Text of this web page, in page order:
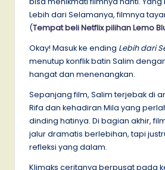
Lebih dari Selamanya, filmnya
(Tempat beli Netflix pilihan Lemo
Okay! Masuk ke ending Lebih dari
menutup konflik batin Salim
hangat dan menenangkan.
Sepanjang film, Salim terjebak di
Rifa dan kehadiran Mila yang
dinding hatinya. Di bagian akhir,
jalur dramatis berlebihan, tapi
refleksi yang dalam.
Klimaks ceritanya berpusat pada